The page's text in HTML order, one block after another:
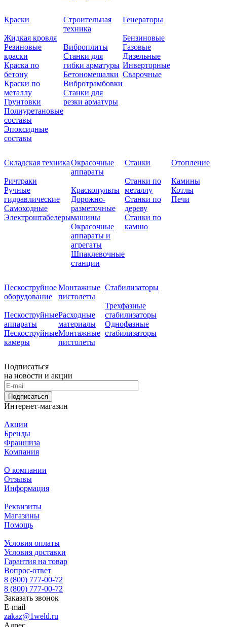
Краски
Жидкая кровля
Резиновые
краски
Краска по
бетону
Краски по
металлу
Грунтовки
Полиуретановые
составы
Эпоксидные
составы
Строительная
техника
Виброплиты
Станки для
гибки арматуры
Бетономешалки
Вибротрамбовки
Станки для
резки арматуры
Генераторы
Бензиновые
Газовые
Дизельные
Инверторные
Сварочные
Складская техника
Ричтраки
Ручные
гидравлические
Самоходные
Электроштабелеры
Окрасочные
аппараты
Краскопульты
Дорожно-
разметочные
машины
Окрасочные
аппараты и
агрегаты
Шпаклевочные
станции
Станки
Станки по
металлу
Станки по
дереву
Станки по
камню
Отопление
Камины
Котлы
Печи
Пескоструйное
оборудование
Пескоструйные
аппараты
Пескоструйные
камеры
Монтажные
пистолеты
Расходные
материалы
Монтажные
пистолеты
Стабилизаторы
Трехфазные
стабилизаторы
Однофазные
стабилизаторы
Подписаться
на новости и акции
Подписаться
Интернет-магазин
Акции
Бренды
Франшиза
Компания
О компании
Отзывы
Информация
Реквизиты
Магазины
Помощь
Условия оплаты
Условия доставки
Гарантия на товар
Вопрос-ответ
8 (800) 777-00-72
8 (800) 777-00-72
Заказать звонок
E-mail
zakaz@1weld.ru
Адрес